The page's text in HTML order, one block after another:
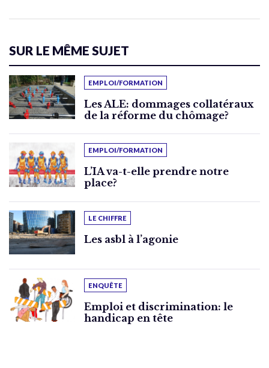
SUR LE MÊME SUJET
EMPLOI/FORMATION
Les ALE: dommages collatéraux
de la réforme du chômage?
EMPLOI/FORMATION
L’IA va-t-elle prendre notre
place?
LE CHIFFRE
Les asbl à l’agonie
ENQUÊTE
Emploi et discrimination: le
handicap en tête